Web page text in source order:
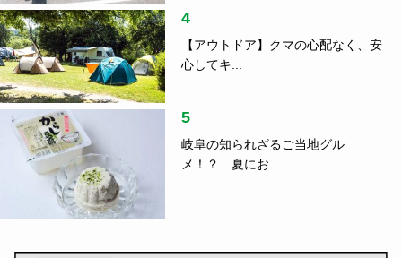
4
【アウトドア】クマの心配なく、安
心してキ...
5
岐阜の知られざるご当地グル
メ！？ 夏にお...